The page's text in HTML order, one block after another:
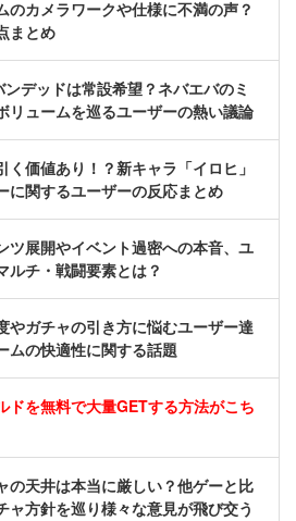
のカメラワークや仕様に不満の声？
まとめ
ンデッドは常設希望？ネバエバのミ
リュームを巡るユーザーの熱い議論
く価値あり！？新キャラ「イロヒ」
に関するユーザーの反応まとめ
ツ展開やイベント過密への本音、ユ
ルチ・戦闘要素とは？
やガチャの引き方に悩むユーザー達
ムの快適性に関する話題
ドを無料で大量GETする方法がこち
の天井は本当に厳しい？他ゲーと比
ャ方針を巡り様々な意見が飛び交う